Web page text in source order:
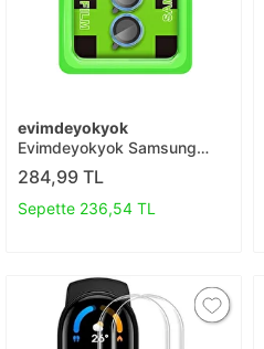
evimdeyokyok
Evimdeyokyok Samsung
Galaxy S25 Plus Raze Metal
Kamera Lens - Mavi T20
284,99 TL
Sepette 236,54 TL